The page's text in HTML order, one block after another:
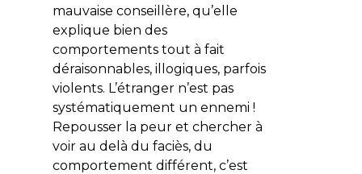
mauvaise conseillère, qu’elle
explique bien des
comportements tout à fait
déraisonnables, illogiques, parfois
violents. L’étranger n’est pas
systématiquement un ennemi !
Repousser la peur et chercher à
voir au delà du faciès, du
comportement différent, c’est